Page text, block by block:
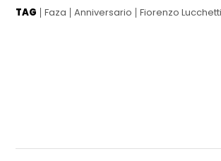
TAG Faza Anniversario Fiorenzo Lucchetti